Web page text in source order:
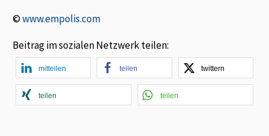
©www.empolis.com
Beitrag im sozialen Netzwerk teilen:
mitteilen teilen twittern
teilen teilen